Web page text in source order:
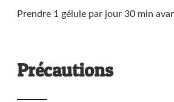
Prendre 1 gélule par jour 30 min
Précautions